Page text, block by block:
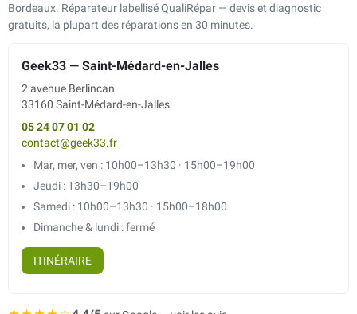
Bordeaux. Réparateur labellisé QualiRépar — devis et diagnostic
gratuits, la plupart des réparations en 30 minutes.
Geek33 — Saint-Médard-en-Jalles
2 avenue Berlincan
33160 Saint-Médard-en-Jalles
05 24 07 01 02
contact@geek33.fr
Mar, mer, ven : 10h00–13h30 · 15h00–19h00
Jeudi : 13h30–19h00
Samedi : 10h00–13h30 · 15h00–18h00
Dimanche & lundi : fermé
ITINÉRAIRE